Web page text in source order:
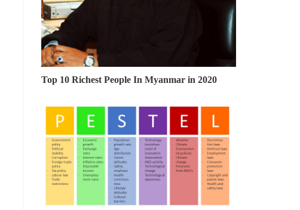
Top 10 Richest People In Myanmar in 2020